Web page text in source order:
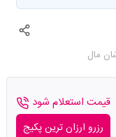
مال
قیمت استعلام شود
رزرو ارزان ترین پکیج